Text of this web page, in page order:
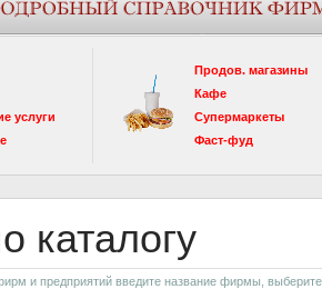
услуги
Продов. магазины
Кафе
Супермаркеты
Фаст-фуд
каталогу
и предприятий введите название фирмы, выберите